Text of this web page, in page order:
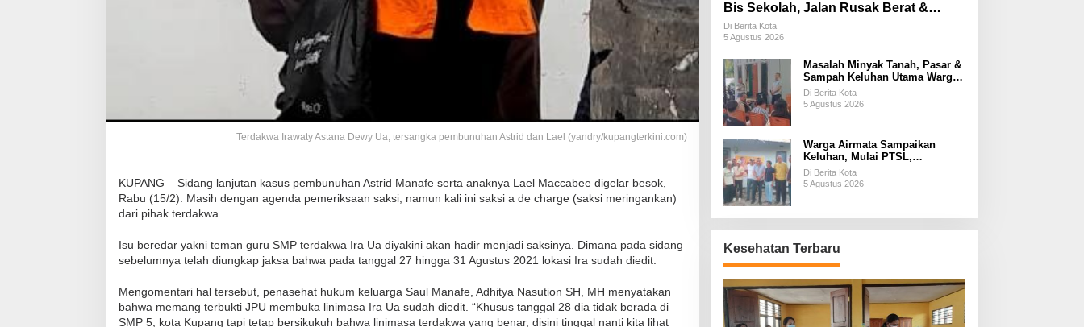
Terdakwa Irawaty Astana Dewy Ua, tersangka pembunuhan Astrid dan Lael (yandry/kupangterkini.com)
KUPANG – Sidang lanjutan kasus pembunuhan Astrid Manafe serta anaknya Lael Maccabee digelar besok,
Rabu (15/2). Masih dengan agenda pemeriksaan saksi, namun kali ini saksi a de charge (saksi meringankan)
dari pihak terdakwa.
Isu beredar yakni teman guru SMP terdakwa Ira Ua diyakini akan hadir menjadi saksinya. Dimana pada sidang
sebelumnya telah diungkap jaksa bahwa pada tanggal 27 hingga 31 Agustus 2021 lokasi Ira sudah diedit.
Mengomentari hal tersebut, penasehat hukum keluarga Saul Manafe, Adhitya Nasution SH, MH menyatakan
bahwa memang terbukti JPU membuka linimasa Ira Ua sudah diedit. “Khusus tanggal 28 dia tidak berada di
SMP 5, kota Kupang tapi tetap bersikukuh bahwa linimasa terdakwa yang benar, disini tinggal nanti kita lihat
Bis Sekolah, Jalan Rusak Berat &
Susah Pupuk Subsidi
Di Berita Kota
5 Agustus 2026
Masalah Minyak Tanah, Pasar &
Sampah Keluhan Utama Warga
Airnona
Di Berita Kota
5 Agustus 2026
Warga Airmata Sampaikan
Keluhan, Mulai PTSL,
Ketersediaan Minyak Tanah &
Lahan Pemakaman
Di Berita Kota
5 Agustus 2026
Kesehatan Terbaru